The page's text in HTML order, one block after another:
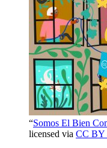
“Somos El Bien
licensed via CC BY